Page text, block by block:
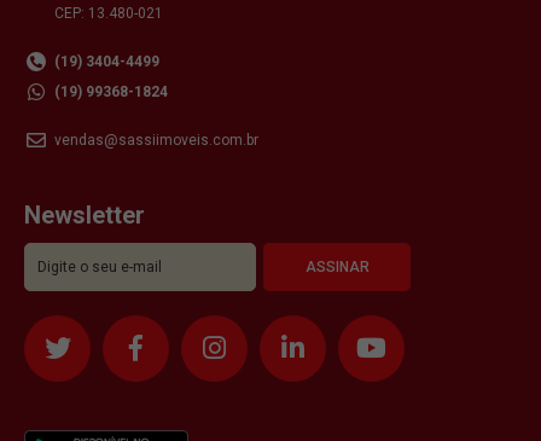
CEP: 13.480-021
(19) 3404-4499
(19) 99368-1824
vendas@sassiimoveis.com.br
Newsletter